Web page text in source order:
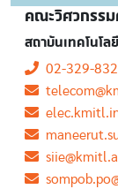
คณะวิศวกรร
สถาบันเทคโนโล
02-329-